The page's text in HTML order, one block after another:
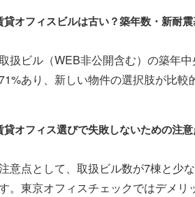
オフィスビルは古い？築年数・新耐
扱ビル（WEB非公開含む）の築年
あり、新しい物件の選択肢が比
オフィス選びで失敗しないための注
意点として、取扱ビル数が7棟と少
。東京オフィスチェックではデメ